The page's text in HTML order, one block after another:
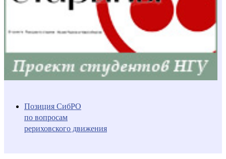
Позиция СибРО
по вопросам
рериховского движения